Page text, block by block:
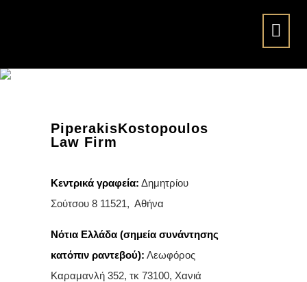
PiperakisKostopoulos
Law Firm
Κεντρικά γραφεία: Δημητρίου
Σούτσου 8 11521, Αθήνα
Νότια Ελλάδα (σημεία συνάντησης
κατόπιν ραντεβού): Λεωφόρος
Καραμανλή 352, τκ 73100, Χανιά